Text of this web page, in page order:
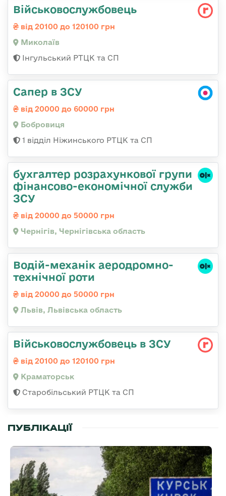
Військовослужбовець
від 20100 до 120100 грн
Миколаїв
Інгульський РТЦК та СП
Сапер в ЗСУ
від 20000 до 60000 грн
Бобровиця
1 відділ Ніжинського РТЦК та СП
бухгалтер розрахункової групи
фінансово-економічної служби
ЗСУ
від 20000 до 50000 грн
Чернігів, Чернігівська область
Водій-механік аеродромно-
технічної роти
від 20000 до 50000 грн
Львів, Львівська область
Військовослужбовець в ЗСУ
від 20100 до 120100 грн
Краматорськ
Старобільський РТЦК та СП
ПУБЛІКАЦІЇ